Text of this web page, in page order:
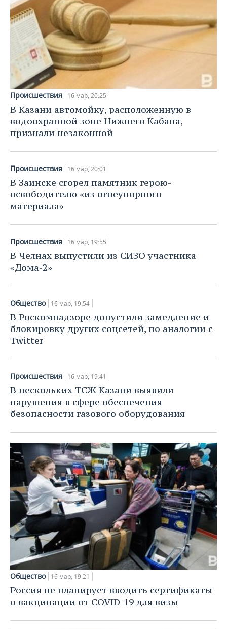
Происшествия 16 мар, 20:25
В Казани автомойку, расположенную в
водоохранной зоне Нижнего Кабана,
признали незаконной
Происшествия 16 мар, 20:01
В Заинске сгорел памятник герою-
освободителю «из огнеупорного
материала»
Происшествия 16 мар, 19:55
В Челнах выпустили из СИЗО участника
«Дома-2»
Общество 16 мар, 19:54
В Роскомнадзоре допустили замедление и
блокировку других соцсетей, по аналогии с
Twitter
Происшествия 16 мар, 19:41
В нескольких ТСЖ Казани выявили
нарушения в сфере обеспечения
безопасности газового оборудования
Общество 16 мар, 19:21
Россия не планирует вводить сертификаты
о вакцинации от COVID-19 для визы